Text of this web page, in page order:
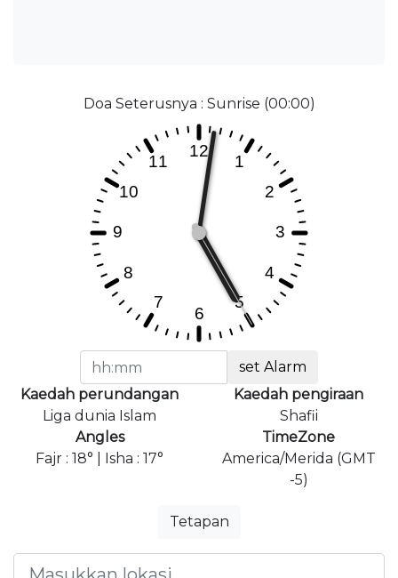
Doa Seterusnya : Sunrise (00:00)
set Alarm
Kaedah perundangan
Liga dunia Islam
Kaedah pengiraan
Shafii
Angles
Fajr : 18° | Isha : 17°
TimeZone
America/Merida (GMT
-5)
Tetapan